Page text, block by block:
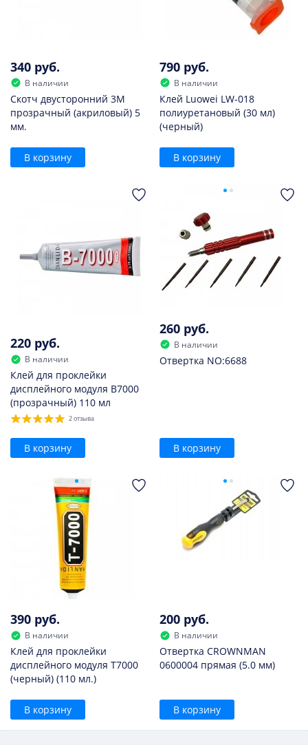
340 руб.
В наличии
Скотч двусторонний 3M
прозрачный (акриловый) 5
мм.
В корзину
790 руб.
В наличии
Клей Luowei LW-018
полиуретановый (30 мл)
(черный)
В корзину
220 руб.
В наличии
Клей для проклейки
дисплейного модуля B7000
(прозрачный) 110 мл
2 отзыва
В корзину
260 руб.
В наличии
Отвертка NO:6688
В корзину
390 руб.
В наличии
Клей для проклейки
дисплейного модуля T7000
(черный) (110 мл.)
В корзину
200 руб.
В наличии
Отвертка CROWNMAN
0600004 прямая (5.0 мм)
В корзину